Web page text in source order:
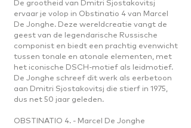
De grootheid van Dmitri Sjostakovitsj
ervaar je volop in Obstinatio 4 van Marcel
De Jonghe. Deze wereldcreatie vangt de
geest van de legendarische Russische
componist en biedt een prachtig evenwicht
tussen tonale en atonale elementen, met
het iconische DSCH-motief als leidmotief.
De Jonghe schreef dit werk als eerbetoon
aan Dmitri Sjostakovitsj die stierf in 1975,
dus net 50 jaar geleden.
OBSTINATIO 4. - Marcel De Jonghe